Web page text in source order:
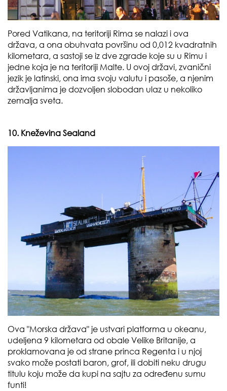
Pored Vatikana, na teritoriji Rima se nalazi i ova
država, a ona obuhvata površinu od 0,012 kvadratnih
kilometara, a sastoji se iz dve zgrade koje su u Rimu i
jedne koja je na teritoriji Malte. U ovoj državi, zvanični
jezik je latinski, ona ima svoju valutu i pasoše, a njenim
državljanima je dozvoljen slobodan ulaz u nekoliko
zemalja sveta.
10. Kneževina Sealand
Ova "Morska država" je ustvari platforma u okeanu,
udeljena 9 kilometara od obale Velike Britanije, a
proklamovana je od strane princa Regenta i u njoj
svako može postati baron, grof, ili dobiti neku drugu
titulu koju može da kupi na sajtu za određenu sumu
funti!